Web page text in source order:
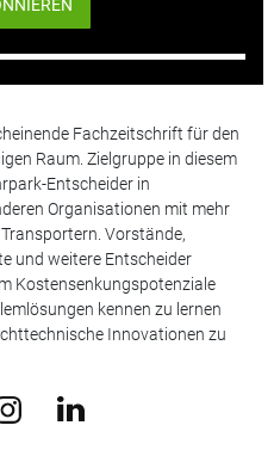
Fachzeitschrift für den
Raum. Zielgruppe in diesem
Entscheider in
Organisationen mit mehr
Vorstände,
und weitere Entscheider
Kostensenkungspotenziale
kennen zu lernen
Innovationen zu